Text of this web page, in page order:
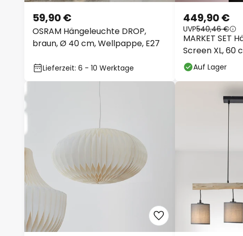
OSRAM Hängeleuchte DROP,
braun, Ø 40 cm, Wellpappe, E27
59,90 €
Lieferzeit: 6 - 10 Werktage
MARKET SET
Screen XL, 60
449,90 €
UVP540,46 €
Auf Lager